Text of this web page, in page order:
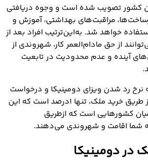
کشور تصویب شده است و وجوه دریافتی
مراقبت‌های بهداشتی، آموزش و
خواهد شد. به‌این‌ترتیب افراد بعد از
از حق مادام‌العمر کار، شهروندی از
آینده و عدم محدودیت در تابعیت
رد شدن ویزای دومینیکا و درخواست
شهروندی دومینیکا از طریق خرید ملک، تنها ۱درصد است که این
کشورهایی است که ازطریق
شما اقامت و شهروندی می‌دهند.
در دومینیکا